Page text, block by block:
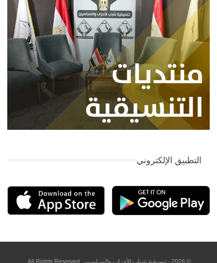
التطبيق الإلكتروني
© 2026 - تنسيقية شباب الأحزاب والسياسيين. All Rights Reserved.